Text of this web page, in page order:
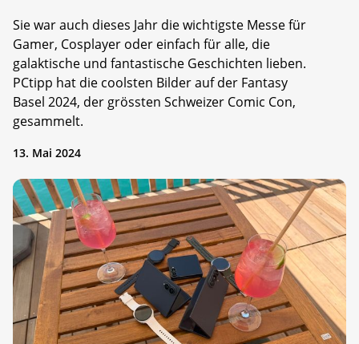
Sie war auch dieses Jahr die wichtigste Messe für
Gamer, Cosplayer oder einfach für alle, die
galaktische und fantastische Geschichten lieben.
PCtipp hat die coolsten Bilder auf der Fantasy
Basel 2024, der grössten Schweizer Comic Con,
gesammelt.
13. Mai 2024